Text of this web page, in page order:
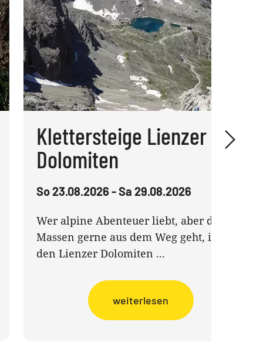
Klettersteige Lienzer
Dolomiten
So 23.08.2026 - Sa 29.08.2026
Wer alpine Abenteuer liebt, aber den
Massen gerne aus dem Weg geht, ist in
den Lienzer Dolomiten ...
weiterlesen